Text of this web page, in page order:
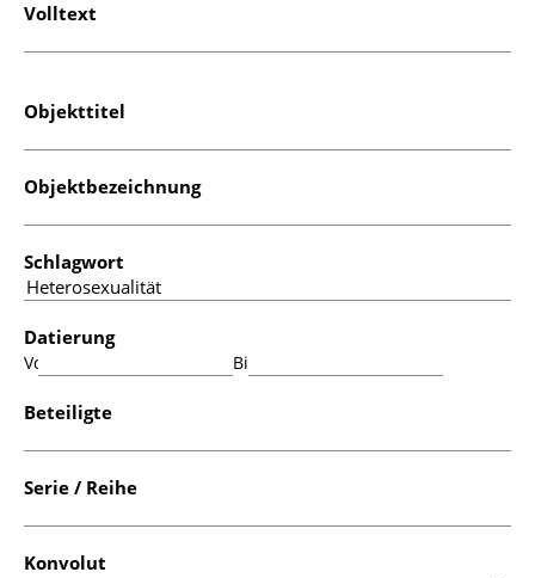
Volltext
Objekttitel
Objektbezeichnung
Schlagwort
Datierung
Von: Bis:
Beteiligte
Serie / Reihe
Konvolut